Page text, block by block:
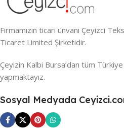
Firmamızın ticari ünvanı Çeyizci
Ticaret Limited Şirketidir.
Çeyizin Kalbi Bursa’dan tüm
yapmaktayız.
Sosyal Medyada